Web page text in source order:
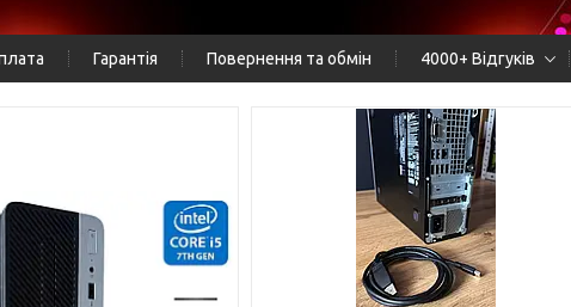
Гарантія Повернення та обмін 4000+ Відгуків